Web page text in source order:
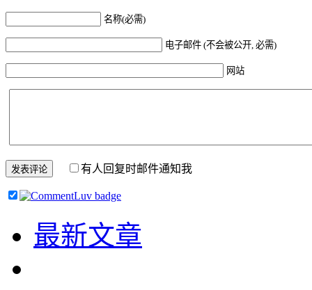
名称(必需)
电子邮件 (不会被公开, 必需)
网站
有人回复时邮件通知我
最新文章